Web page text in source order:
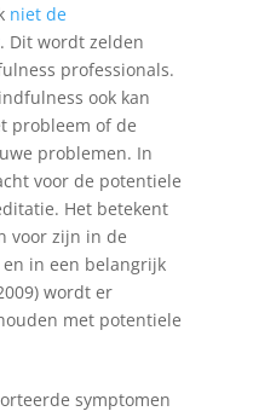
niet de
. Dit wordt zelden
professionals.
ook kan
probleem of de
problemen. In
voor de potentiele
Het betekent
voor zijn in de
in een belangrijk
wordt er
met potentiele
symptomen